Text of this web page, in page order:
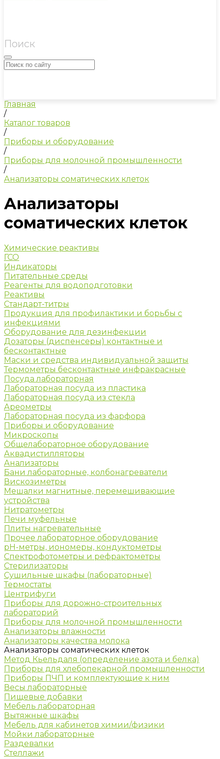
Поиск
Главная
/
Каталог товаров
/
Приборы и оборудование
/
Приборы для молочной промышленности
/
Анализаторы соматических клеток
Анализаторы
соматических клеток
Химические реактивы
ГСО
Индикаторы
Питательные среды
Реагенты для водоподготовки
Реактивы
Стандарт-титры
Продукция для профилактики и борьбы с
инфекциями
Оборудование для дезинфекции
Дозаторы (диспенсеры) контактные и
бесконтактные
Маски и средства индивидуальной защиты
Термометры бесконтактные инфракрасные
Посуда лабораторная
Лабораторная посуда из пластика
Лабораторная посуда из стекла
Ареометры
Лабораторная посуда из фарфора
Приборы и оборудование
Микроскопы
Общелабораторное оборудование
Аквадистилляторы
Анализаторы
Бани лабораторные, колбонагреватели
Вискозиметры
Мешалки магнитные, перемешивающие
устройства
Нитратометры
Печи муфельные
Плиты нагревательные
Прочее лабораторное оборудование
рН-метры, иономеры, кондуктометры
Спектрофотометры и рефрактометры
Стерилизаторы
Сушильные шкафы (лабораторные)
Термостаты
Центрифуги
Приборы для дорожно-строительных
лабораторий
Приборы для молочной промышленности
Анализаторы влажности
Анализаторы качества молока
Анализаторы соматических клеток
Метод Кьельдаля (определение азота и белка)
Приборы для хлебопекарной промышленности
Приборы ПЧП и комплектующие к ним
Весы лабораторные
Пищевые добавки
Мебель лабораторная
Вытяжные шкафы
Мебель для кабинетов химии/физики
Мойки лабораторные
Раздевалки
Стеллажи